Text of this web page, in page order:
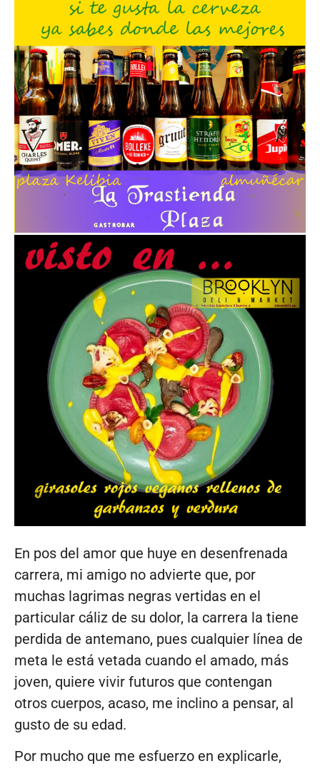
En pos del amor que huye en desenfrenada
carrera, mi amigo no advierte que, por
muchas lagrimas negras vertidas en el
particular cáliz de su dolor, la carrera la tiene
perdida de antemano, pues cualquier línea de
meta le está vetada cuando el amado, más
joven, quiere vivir futuros que contengan
otros cuerpos, acaso, me inclino a pensar, al
gusto de su edad.
Por mucho que me esfuerzo en explicarle,